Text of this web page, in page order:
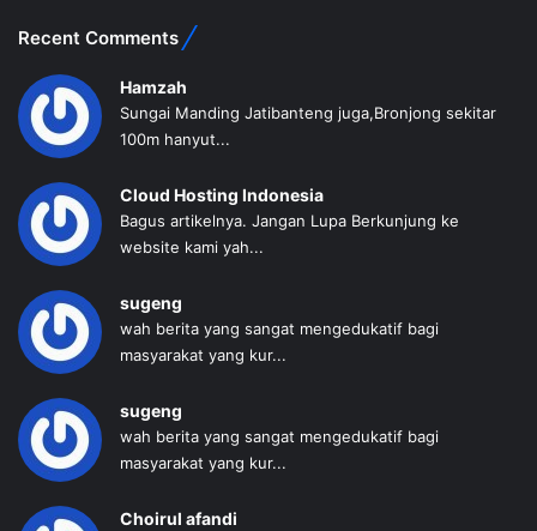
Recent Comments
Hamzah
Sungai Manding Jatibanteng juga,Bronjong sekitar
100m hanyut...
Cloud Hosting Indonesia
Bagus artikelnya. Jangan Lupa Berkunjung ke
website kami yah...
sugeng
wah berita yang sangat mengedukatif bagi
masyarakat yang kur...
sugeng
wah berita yang sangat mengedukatif bagi
masyarakat yang kur...
Choirul afandi